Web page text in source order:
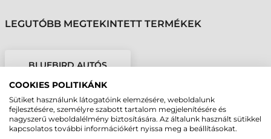
LEGUTÓBB MEGTEKINTETT TERMÉKEK
BLUEBIRD AUTÓS
(USB-C KÁBEL
603010005 SZÜKSÉGES)
COOKIES POLITIKÁNK
Sütiket használunk látogatóink elemzésére, weboldalunk
fejlesztésére, személyre szabott tartalom megjelenítésére és
nagyszerű weboldalélmény biztosítására. Az általunk használt sütikkel
kapcsolatos további információkért nyissa meg a beállításokat.